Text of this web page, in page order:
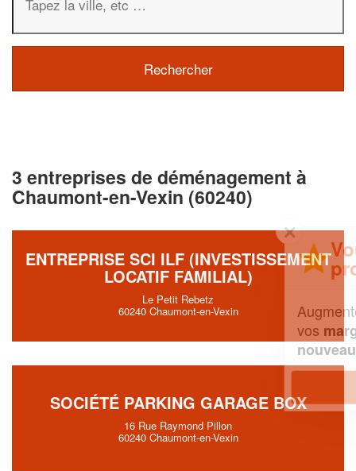
3 entreprises de déménagement à
Chaumont-en-Vexin (60240)
ENTREPRISE SCI ILF (INVESTISSEMENT
LOCATIF FAMILIAL)
Le Petit Rebetz
60240 Chaumont-en-Vexin
SOCIÉTÉ PARKING GARAGE BOX
16 Rue Raymond Pillon
60240 Chaumont-en-Vexin
✕
Vous êtes un
professionnel ?
Augmentez votrechiffre d'affaireset
tout en gagnant de
!